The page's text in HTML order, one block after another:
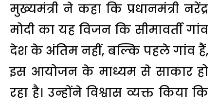
मुख्यमंत्री ने कहा कि प्रधानमंत्री नरेंद्र
मोदी का यह विजन कि सीमावर्ती गांव
देश के अंतिम नहीं, बल्कि पहले गांव हैं,
इस आयोजन के माध्यम से साकार हो
रहा है। उन्होंने विश्वास व्यक्त किया कि